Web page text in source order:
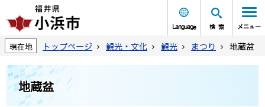
Language 検索 メニュー
現在地 トップページ 観光・文化 観光 まつり 地蔵盆
地蔵盆